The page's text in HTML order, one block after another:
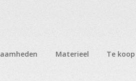
Materieel Te koop